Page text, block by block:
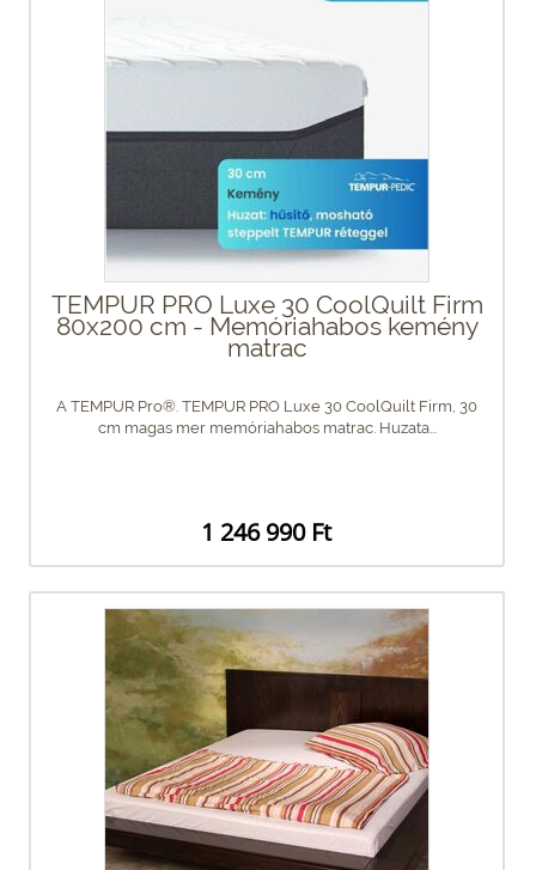
TEMPUR PRO Luxe 30 CoolQuilt Firm
80x200 cm - Memóriahabos kemény
matrac
A TEMPUR Pro®. TEMPUR PRO Luxe 30 CoolQuilt Firm, 30
cm magas mer memóriahabos matrac. Huzata...
1 246 990 Ft